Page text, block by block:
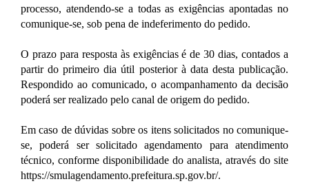
processo, atendendo-se a todas as exigências apontadas no
comunique-se, sob pena de indeferimento do pedido.
O prazo para resposta às exigências é de 30 dias, contados a
partir do primeiro dia útil posterior à data desta publicação.
Respondido ao comunicado, o acompanhamento da decisão
poderá ser realizado pelo canal de origem do pedido.
Em caso de dúvidas sobre os itens solicitados no comunique-
se, poderá ser solicitado agendamento para atendimento
técnico, conforme disponibilidade do analista, através do site
https://smulagendamento.prefeitura.sp.gov.br/.